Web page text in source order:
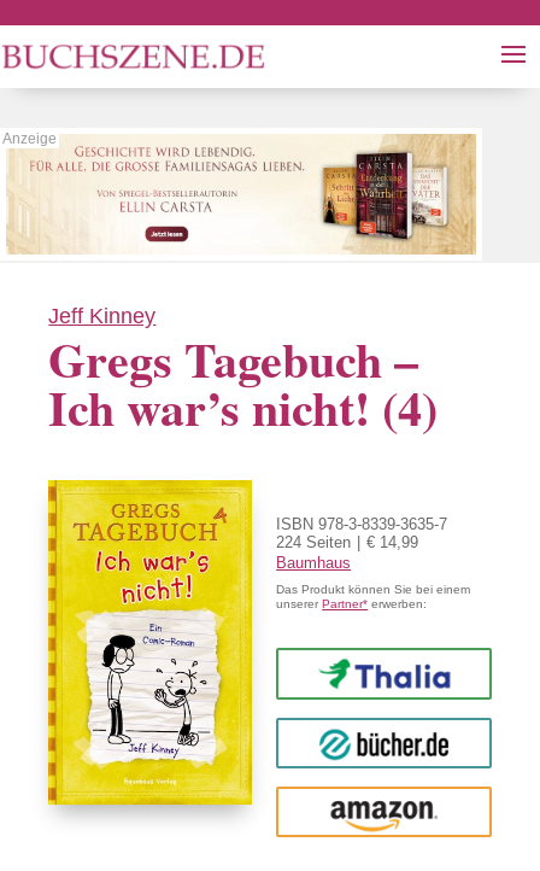
Jeff Kinney
Gregs Tagebuch –
Ich war’s nicht! (4)
ISBN 978-3-8339-3635-7
224 Seiten
€ 14,99
Baumhaus
Das Produkt können Sie bei einem
unserer Partner* erwerben:
Thalia
buecher.de
Amazon